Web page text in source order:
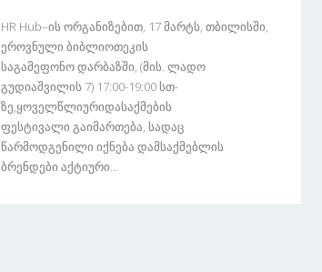
HR Hub–Ის Ორგანიზებით, 17 Მარტს, Თბილისში,
Ეროვნული Ბიბლიოთეკის
Საგამეფონო Დარბაზში, (მის. Ლადო
Გუდიაშვილის 7) 17:00-19:00 Სთ-
Ზე,ყოველწლიურიდასაქმების
Ფესტივალი Გაიმართება, Სადაც
Წარმოდგენილი Იქნება Დამსაქმებლის
Ბრენდები Აქტიური...